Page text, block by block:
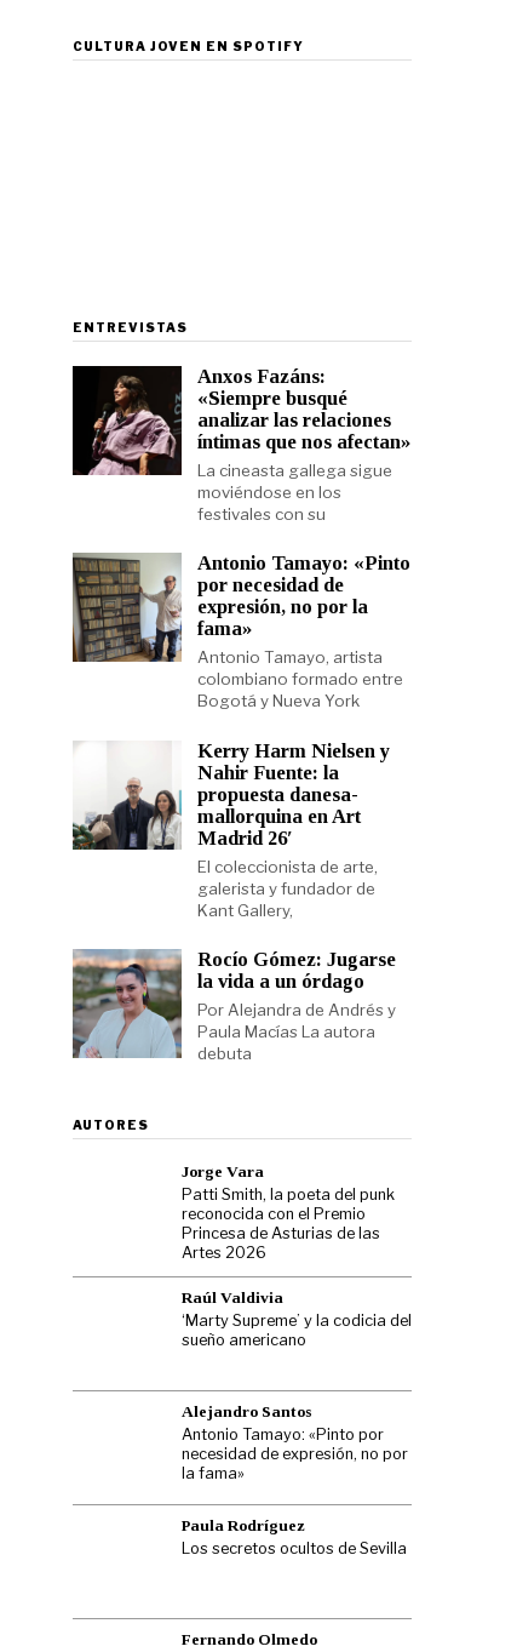
CULTURA JOVEN EN SPOTIFY
ENTREVISTAS
Anxos Fazáns:
«Siempre busqué
analizar las relaciones
íntimas que nos afectan»
La cineasta gallega sigue
moviéndose en los
festivales con su
Antonio Tamayo: «Pinto
por necesidad de
expresión, no por la
fama»
Antonio Tamayo, artista
colombiano formado entre
Bogotá y Nueva York
Kerry Harm Nielsen y
Nahir Fuente: la
propuesta danesa-
mallorquina en Art
Madrid 26′
El coleccionista de arte,
galerista y fundador de
Kant Gallery,
Rocío Gómez: Jugarse
la vida a un órdago
Por Alejandra de Andrés y
Paula Macías La autora
debuta
AUTORES
Jorge Vara
Patti Smith, la poeta del punk
reconocida con el Premio
Princesa de Asturias de las
Artes 2026
Raúl Valdivia
‘Marty Supreme’ y la codicia del
sueño americano
Alejandro Santos
Antonio Tamayo: «Pinto por
necesidad de expresión, no por
la fama»
Paula Rodríguez
Los secretos ocultos de Sevilla
Fernando Olmedo